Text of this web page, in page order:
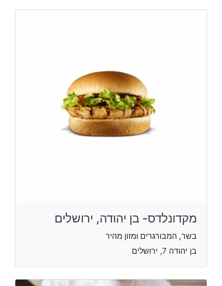
מקדונלדס- בן יהודה, ירושלים
בשר, המבורגרים ומזון מהיר
בן יהודה 7, ירושלים